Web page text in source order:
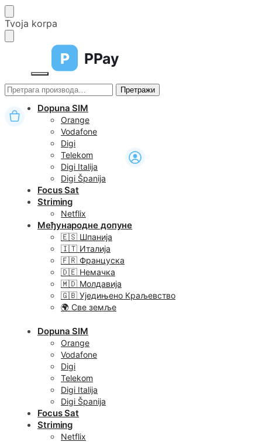
Skip
to
Skip
to
Tvoja korpa
P PPay
Претрага
Претражи
Dopuna SIM
Orange
Vodafone
Digi
Telekom
Digi Italija
Digi Španija
Focus Sat
Striming
Netflix
Међународне допуне
🇪🇸 Шпанија
🇮🇹 Италија
🇫🇷 Француска
🇩🇪 Немачка
🇲🇩 Молдавија
🇬🇧 Уједињено Краљевство
🌍 Све земље
Dopuna SIM
Orange
Vodafone
Digi
Telekom
Digi Italija
Digi Španija
Focus Sat
Striming
Netflix